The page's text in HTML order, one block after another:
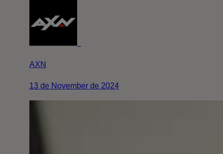
AXN
13 de November de 2024